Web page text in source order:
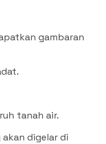
gambaran
tanah air.
digelar di